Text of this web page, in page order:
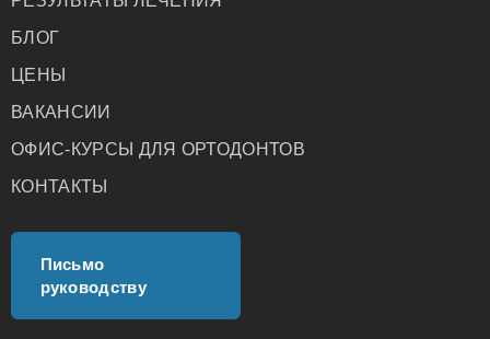
БЛОГ
ЦЕНЫ
ВАКАНСИИ
ОФИС-КУРСЫ ДЛЯ ОРТОДОНТОВ
КОНТАКТЫ
Письмо
руководству